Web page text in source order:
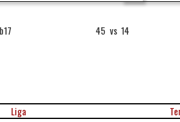
45 vs 14
Liga